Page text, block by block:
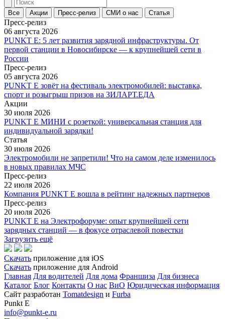
Все Акции Пресс-релиз СМИ о нас Статья
Пресс-релиз
06 августа 2026
PUNKT E: 5 лет развития зарядной инфраструктуры. От
первой станции в Новосибирске — к крупнейшей сети в
России
Пресс-релиз
05 августа 2026
PUNKT E зовёт на фестиваль электромобилей: выставка,
спорт и розыгрыш призов на ЗИЛАРТ.ЕДА
Акции
30 июля 2026
PUNKT E МИНИ с розеткой: универсальная станция для
индивидуальной зарядки!
Статья
30 июля 2026
Электромобили не запретили! Что на самом деле изменилось
в новых правилах МЧС
Пресс-релиз
22 июля 2026
Компания PUNKT E вошла в рейтинг надежных партнеров
Пресс-релиз
20 июля 2026
PUNKT E на Электрофоруме: опыт крупнейшей сети
зарядных станций — в фокусе отраслевой повестки
Загрузить ещё
Скачать приложение для iOS
Скачать приложение для Android
Главная Для водителей Для дома Франшиза Для бизнеса
Каталог Блог Контакты О нас ВиО Юридическая информация
Сайт разработан Tomatdesign и Furba
Punkt E
info@punkt-e.ru